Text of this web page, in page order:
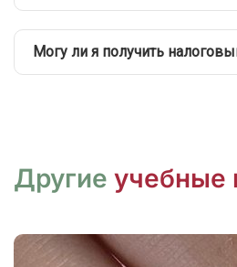
Могу ли я получить
Другие учебные